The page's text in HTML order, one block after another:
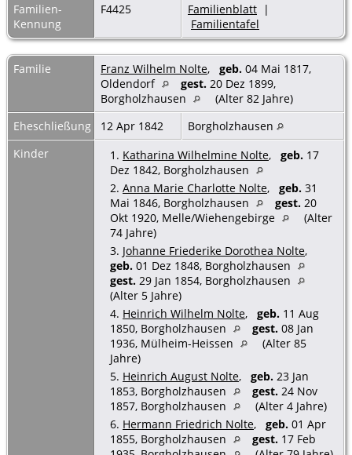
Familien-
Kennung
F4425 Familienblatt |
Familientafel
Familie Franz Wilhelm Nolte, geb. 04 Mai 1817,
Oldendorf
gest. 20 Dez 1899,
Borgholzhausen
(Alter 82 Jahre)
Eheschließung
12 Apr 1842
Borgholzhausen
Kinder
1. Katharina Wilhelmine Nolte, geb. 17
Dez 1842, Borgholzhausen
2. Anna Marie Charlotte Nolte, geb. 31
Mai 1846, Borgholzhausen
gest. 20
Okt 1920, Melle/Wiehengebirge
(Alter
74 Jahre)
3. Johanne Friederike Dorothea Nolte,
geb. 01 Dez 1848, Borgholzhausen
gest. 29 Jan 1854, Borgholzhausen
(Alter 5 Jahre)
4. Heinrich Wilhelm Nolte, geb. 11 Aug
1850, Borgholzhausen
gest. 08 Jan
1936, Mülheim-Heissen
(Alter 85
Jahre)
5. Heinrich August Nolte, geb. 23 Jan
1853, Borgholzhausen
gest. 24 Nov
1857, Borgholzhausen
(Alter 4 Jahre)
6. Hermann Friedrich Nolte, geb. 01 Apr
1855, Borgholzhausen
gest. 17 Feb